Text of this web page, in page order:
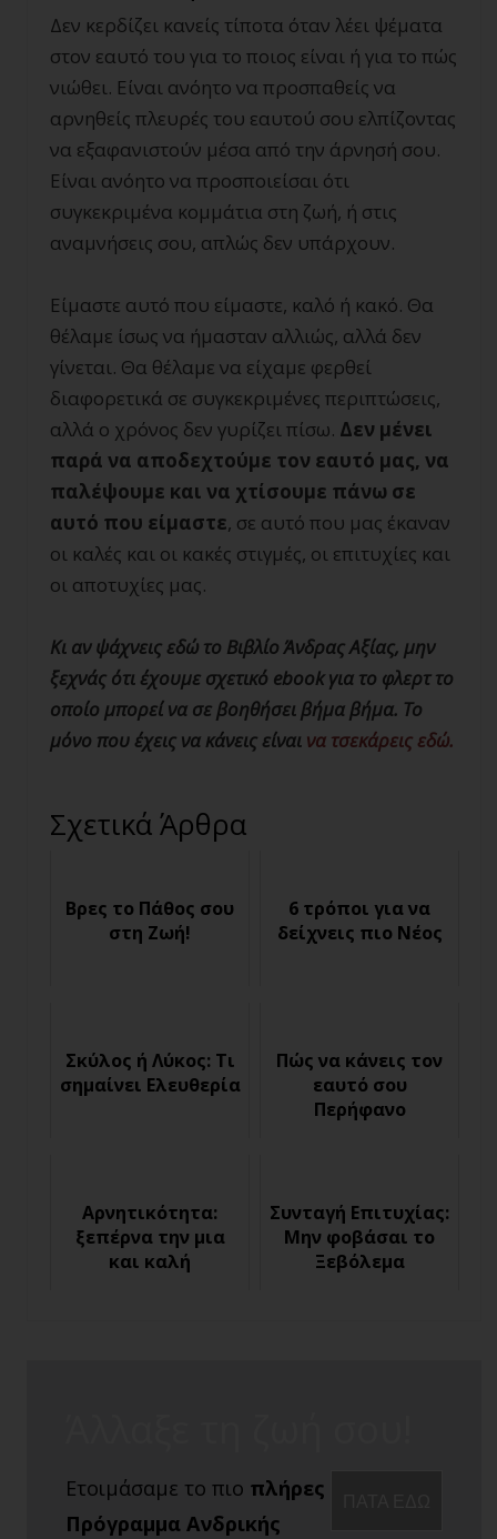
Δεν κερδίζει κανείς τίποτα όταν λέει ψέματα
στον εαυτό του για το ποιος είναι ή για το πώς
νιώθει. Είναι ανόητο να προσπαθείς να
αρνηθείς πλευρές του εαυτού σου ελπίζοντας
να εξαφανιστούν μέσα από την άρνησή σου.
Είναι ανόητο να προσποιείσαι ότι
συγκεκριμένα κομμάτια στη ζωή, ή στις
αναμνήσεις σου, απλώς δεν υπάρχουν.
Είμαστε αυτό που είμαστε, καλό ή κακό. Θα
θέλαμε ίσως να ήμασταν αλλιώς, αλλά δεν
γίνεται. Θα θέλαμε να είχαμε φερθεί
διαφορετικά σε συγκεκριμένες περιπτώσεις,
αλλά ο χρόνος δεν γυρίζει πίσω. Δεν μένει
παρά να αποδεχτούμε τον εαυτό μας, να
παλέψουμε και να χτίσουμε πάνω σε
αυτό που είμαστε, σε αυτό που μας έκαναν
οι καλές και οι κακές στιγμές, οι επιτυχίες και
οι αποτυχίες μας.
Κι αν ψάχνεις εδώ το Βιβλίο Άνδρας Αξίας, μην
ξεχνάς ότι έχουμε σχετικό ebook για το φλερτ το
οποίο μπορεί να σε βοηθήσει βήμα βήμα. Το
μόνο που έχεις να κάνεις είναι να τσεκάρεις εδώ.
Σχετικά Άρθρα
Βρες το Πάθος σου
στη Ζωή!
6 τρόποι για να
δείχνεις πιο Νέος
Σκύλος ή Λύκος: Τι
σημαίνει Ελευθερία
Πώς να κάνεις τον
εαυτό σου
Περήφανο
Αρνητικότητα:
ξεπέρνα την μια
και καλή
Συνταγή Επιτυχίας:
Μην φοβάσαι το
Ξεβόλεμα
Ετοιμάσαμε το πιο πλήρες
Πρόγραμμα Ανδρικής